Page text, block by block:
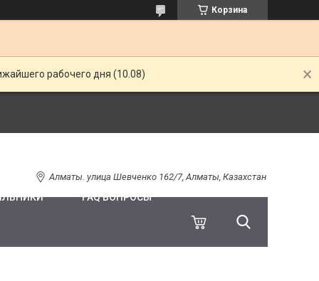
Корзина
рабочего дня (10.08)
Алматы. улица Шевченко 162/7, Алматы, Казахстан
FAQ ВОПРОСЫ